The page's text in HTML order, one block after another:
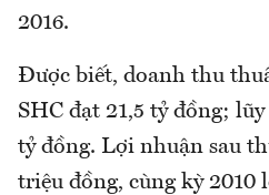
2016.
Được biết, doanh thu
SHC đạt 21,5 tỷ đồng;
tỷ đồng. Lợi nhuận sau
triệu đồng, cùng kỳ 2010